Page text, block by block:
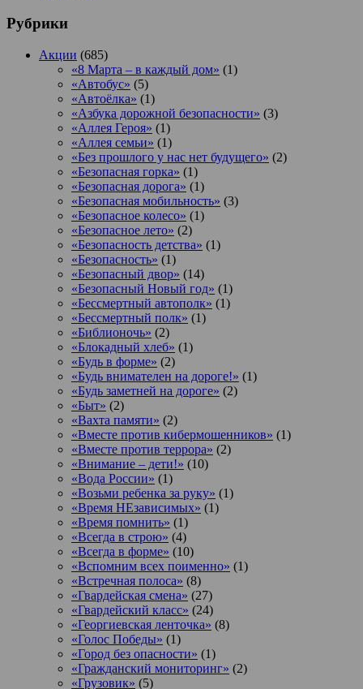
Рубрики
Акции (685)
«8 Марта – в каждый дом» (1)
«Автобус» (5)
«Автоёлка» (1)
«Азбука дорожной безопасности» (3)
«Аллея Героя» (1)
«Аллея семьи» (1)
«Без прошлого у нас нет будущего» (2)
«Безопасная горка» (1)
«Безопасная дорога» (1)
«Безопасная мобильность» (3)
«Безопасное колесо» (1)
«Безопасное лето» (2)
«Безопасность детства» (1)
«Безопасность» (1)
«Безопасный двор» (14)
«Безопасный Новый год» (1)
«Бессмертный автополк» (1)
«Бессмертный полк» (1)
«Библионочь» (2)
«Блокадный хлеб» (1)
«Будь в форме» (2)
«Будь внимателен на дороге!» (1)
«Будь заметней на дороге» (2)
«Быт» (2)
«Вахта памяти» (2)
«Вместе против кибермошенников» (1)
«Вместе против террора» (2)
«Внимание – дети!» (10)
«Вода России» (1)
«Возьми ребенка за руку» (1)
«Время НЕзависимых» (1)
«Время помнить» (1)
«Всегда в строю» (4)
«Всегда в форме» (10)
«Вспомним всех поименно» (1)
«Встречная полоса» (8)
«Гвардейская смена» (27)
«Гвардейский класс» (24)
«Георгиевская ленточка» (8)
«Голос Победы» (1)
«Город без опасности» (1)
«Гражданский мониторинг» (2)
«Грузовик» (5)